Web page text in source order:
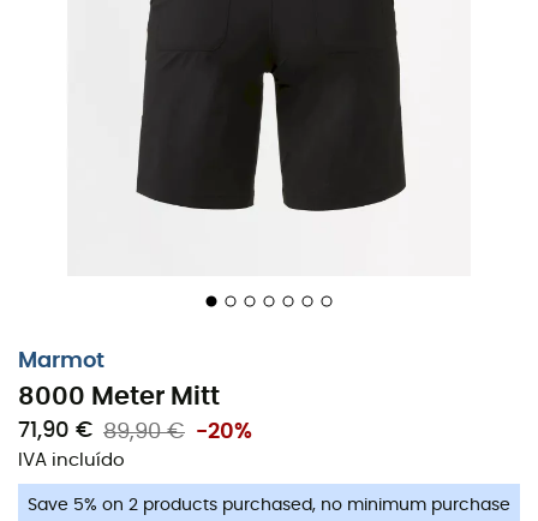
Marmot
8000 Meter Mitt
71,90 € 89,90 € -20%
IVA incluído
Save 5% on 2 products purchased, no minimum purchase